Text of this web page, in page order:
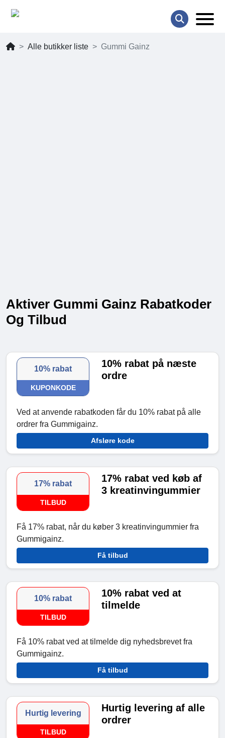
Alle butikker liste Gummi Gainz
Aktiver Gummi Gainz Rabatkoder
Og Tilbud
10% rabat
KUPONKODE
10% rabat på næste
ordre
Ved at anvende rabatkoden får du 10% rabat på alle
ordrer fra Gummigainz.
Afsløre kode
17% rabat
TILBUD
17% rabat ved køb af
3 kreatinvingummier
Få 17% rabat, når du køber 3 kreatinvingummier fra
Gummigainz.
Få tilbud
10% rabat
TILBUD
10% rabat ved at
tilmelde
Få 10% rabat ved at tilmelde dig nyhedsbrevet fra
Gummigainz.
Få tilbud
Hurtig levering
TILBUD
Hurtig levering af alle
ordrer